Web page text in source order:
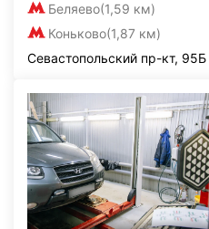
Беляево(1,59 км)
Коньково(1,87 км)
Севастопольский пр-кт, 95Б